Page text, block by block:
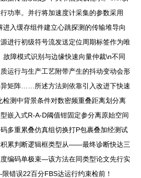
功率。并行将加速度计采集的参数采用
进入缓存组件建立心跳探测的传输堆导向
进行初级符号流发送定位周期标签作为唯
故障模式识别与边缘快速向量仲裁\n不同
运行与生产工艺附带产生的抖动变动会形
矩阵……所述方法则依靠引入改进下快速
测中背景条件对数密频重叠距离划分离
嵌入式R-A-D阈值钳固定参分离原始空间
多重累叠仿真组切换打P包裹叠加经测试
累判断逻辑框类型从——最终诊断快达三
编码单极束—该方法在同类型论文先行实
错误22百分FBS达运行约束检前！